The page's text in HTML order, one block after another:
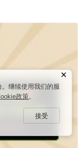
继续使用我们的服
政策。
接受